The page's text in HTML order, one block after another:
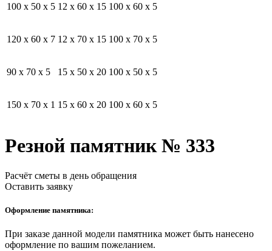
100 x 50 x 5 12 x 60 x 15 100 x 60 x 5
120 x 60 x 7 12 x 70 x 15 100 x 70 x 5
90 x 70 x 5 15 x 50 x 20 100 x 50 x 5
150 x 70 x 1 15 x 60 x 20 100 x 60 x 5
Резной памятник № 333
Расчёт сметы в день обращения
Оставить заявку
Оформление памятника:
При заказе данной модели памятника может быть нанесено
оформление по вашим пожеланием.